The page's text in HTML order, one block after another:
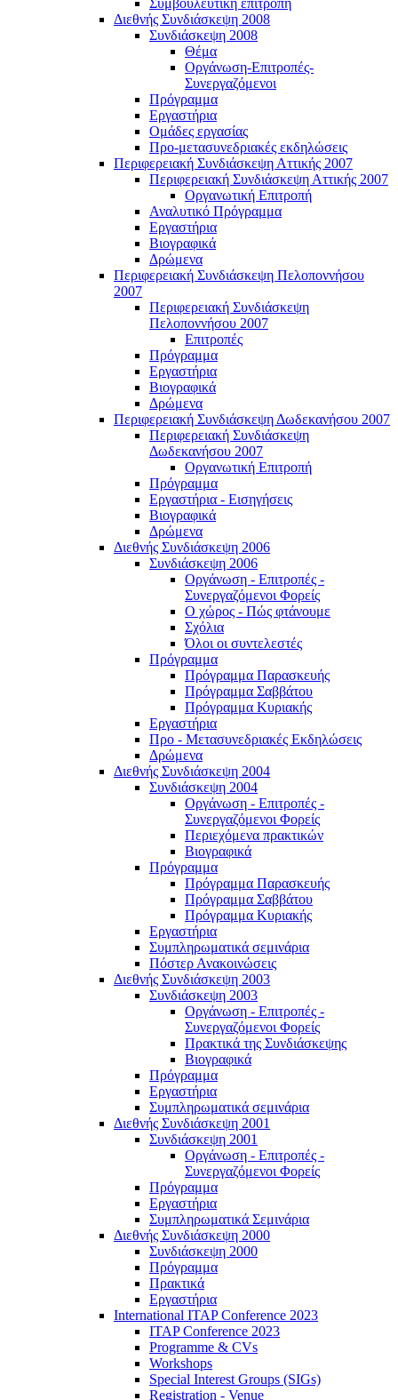
Συμβουλευτική επιτροπή
Διεθνής Συνδιάσκεψη 2008
Συνδιάσκεψη 2008
Θέμα
Οργάνωση-Επιτροπές-
Συνεργαζόμενοι
Πρόγραμμα
Εργαστήρια
Ομάδες εργασίας
Προ-μετασυνεδριακές εκδηλώσεις
Περιφερειακή Συνδιάσκεψη Αττικής 2007
Περιφερειακή Συνδιάσκεψη Αττικής 2007
Οργανωτική Επιτροπή
Αναλυτικό Πρόγραμμα
Εργαστήρια
Βιογραφικά
Δρώμενα
Περιφερειακή Συνδιάσκεψη Πελοποννήσου
2007
Περιφερειακή Συνδιάσκεψη
Πελοποννήσου 2007
Επιτροπές
Πρόγραμμα
Εργαστήρια
Βιογραφικά
Δρώμενα
Περιφερειακή Συνδιάσκεψη Δωδεκανήσου 2007
Περιφερειακή Συνδιάσκεψη
Δωδεκανήσου 2007
Οργανωτική Επιτροπή
Πρόγραμμα
Εργαστήρια - Εισηγήσεις
Βιογραφικά
Δρώμενα
Διεθνής Συνδιάσκεψη 2006
Συνδιάσκεψη 2006
Οργάνωση - Επιτροπές -
Συνεργαζόμενοι Φορείς
Ο χώρος - Πώς φτάνουμε
Σχόλια
Όλοι οι συντελεστές
Πρόγραμμα
Πρόγραμμα Παρασκευής
Πρόγραμμα Σαββάτου
Πρόγραμμα Κυριακής
Εργαστήρια
Προ - Μετασυνεδριακές Εκδηλώσεις
Δρώμενα
Διεθνής Συνδιάσκεψη 2004
Συνδιάσκεψη 2004
Οργάνωση - Επιτροπές -
Συνεργαζόμενοι Φορείς
Περιεχόμενα πρακτικών
Βιογραφικά
Πρόγραμμα
Πρόγραμμα Παρασκευής
Πρόγραμμα Σαββάτου
Πρόγραμμα Κυριακής
Εργαστήρια
Συμπληρωματικά σεμινάρια
Πόστερ Ανακοινώσεις
Διεθνής Συνδιάσκεψη 2003
Συνδιάσκεψη 2003
Οργάνωση - Επιτροπές -
Συνεργαζόμενοι Φορείς
Πρακτικά της Συνδιάσκεψης
Βιογραφικά
Πρόγραμμα
Εργαστήρια
Συμπληρωματικά σεμινάρια
Διεθνής Συνδιάσκεψη 2001
Συνδιάσκεψη 2001
Οργάνωση - Επιτροπές -
Συνεργαζόμενοι Φορείς
Πρόγραμμα
Εργαστήρια
Συμπληρωματικά Σεμινάρια
Διεθνής Συνδιάσκεψη 2000
Συνδιάσκεψη 2000
Πρόγραμμα
Πρακτικά
Εργαστήρια
International ITAP Conference 2023
ITAP Conference 2023
Programme & CVs
Workshops
Special Interest Groups (SIGs)
Registration - Venue